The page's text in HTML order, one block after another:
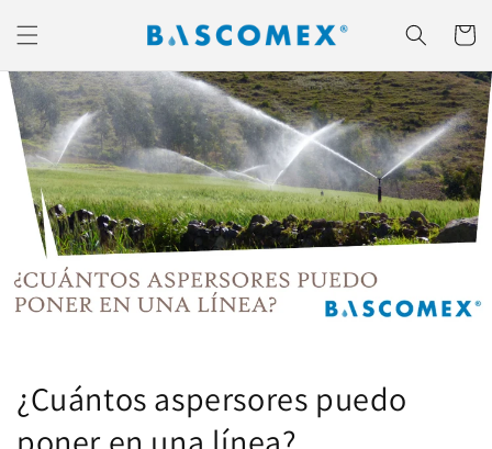
directamente
al contenido
Carrito
¿Cuántos aspersores puedo